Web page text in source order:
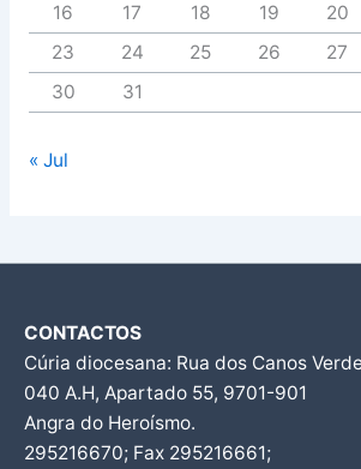
16
17 18 19 20
23
24 25 26 27
30
31
« Jul
CONTACTOS
Cúria diocesana: Rua dos Canos
040 A.H, Apartado 55, 9701-901
Angra do Heroísmo.
295216670; Fax 295216661;